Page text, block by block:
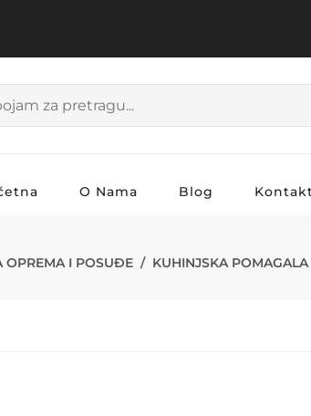
O Nama Blog
OPREMA I POSUĐE KUHINJSKA